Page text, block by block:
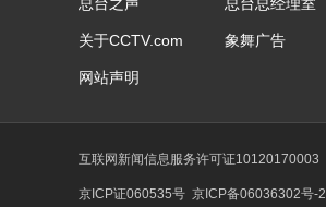
关于CCTV.com 象舞广告
网站声明
互联网新闻信息服务许可证10120170003
京ICP证060535号 京ICP备06036302号-2